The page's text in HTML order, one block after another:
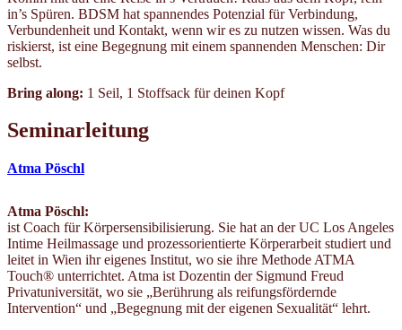
in’s Spüren. BDSM hat spannendes Potenzial für Verbindung,
Verbundenheit und Kontakt, wenn wir es zu nutzen wissen. Was du
riskierst, ist eine Begegnung mit einem spannenden Menschen: Dir
selbst.
Bring along: 1 Seil, 1 Stoffsack für deinen Kopf
Seminarleitung
Atma Pöschl
Atma Pöschl:
ist Coach für Körpersensibilisierung. Sie hat an der UC Los Angeles
Intime Heilmassage und prozessorientierte Körperarbeit studiert und
leitet in Wien ihr eigenes Institut, wo sie ihre Methode ATMA
Touch® unterrichtet. Atma ist Dozentin der Sigmund Freud
Privatuniversität, wo sie „Berührung als reifungsfördernde
Intervention“ und „Begegnung mit der eigenen Sexualität“ lehrt.